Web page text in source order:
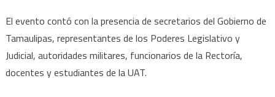
El evento contó con la presencia de secretarios del Gobierno de
Tamaulipas, representantes de los Poderes Legislativo y
Judicial, autoridades militares, funcionarios de la Rectoría,
docentes y estudiantes de la UAT.